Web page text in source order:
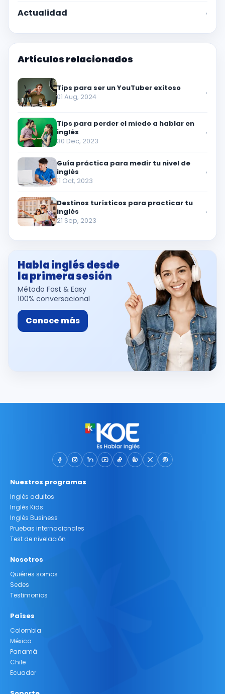
Actualidad ›
Artículos relacionados
Tips para ser un YouTuber exitoso
01 Aug, 2024 ›
Tips para perder el miedo a hablar en
inglés
30 Dec, 2023
›
Guía práctica para medir tu nivel de
inglés
11 Oct, 2023
›
Destinos turísticos para practicar tu
inglés
21 Sep, 2023
›
Habla inglés desde
la primera sesión
Método Fast & Easy
100% conversacional
Conoce más
Nuestros programas
Inglés adultos
Inglés Kids
Inglés Business
Pruebas internacionales
Test de nivelación
Nosotros
Quiénes somos
Sedes
Testimonios
Países
Colombia
México
Panamá
Chile
Ecuador